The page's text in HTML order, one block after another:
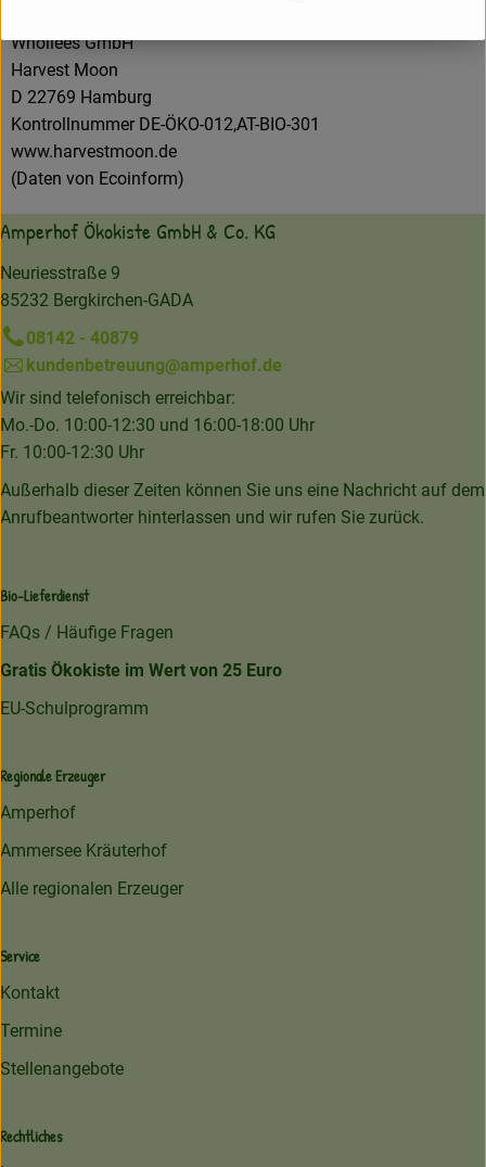
Whollees GmbH
Harvest Moon
D 22769 Hamburg
Kontrollnummer DE-ÖKO-012,AT-BIO-301
www.harvestmoon.de
(Daten von Ecoinform)
Amperhof Ökokiste GmbH & Co. KG
Neuriesstraße 9
85232 Bergkirchen-GADA
08142 - 40879
kundenbetreuung@amperhof.de
Wir sind telefonisch erreichbar:
Mo.-Do. 10:00-12:30 und 16:00-18:00 Uhr
Fr. 10:00-12:30 Uhr
Außerhalb dieser Zeiten können Sie uns eine Nachricht auf dem
Anrufbeantworter hinterlassen und wir rufen Sie zurück.
Bio-Lieferdienst
FAQs / Häufige Fragen
Gratis Ökokiste im Wert von 25 Euro
EU-Schulprogramm
Regionale Erzeuger
Amperhof
Ammersee Kräuterhof
Alle regionalen Erzeuger
Service
Kontakt
Termine
Stellenangebote
Rechtliches